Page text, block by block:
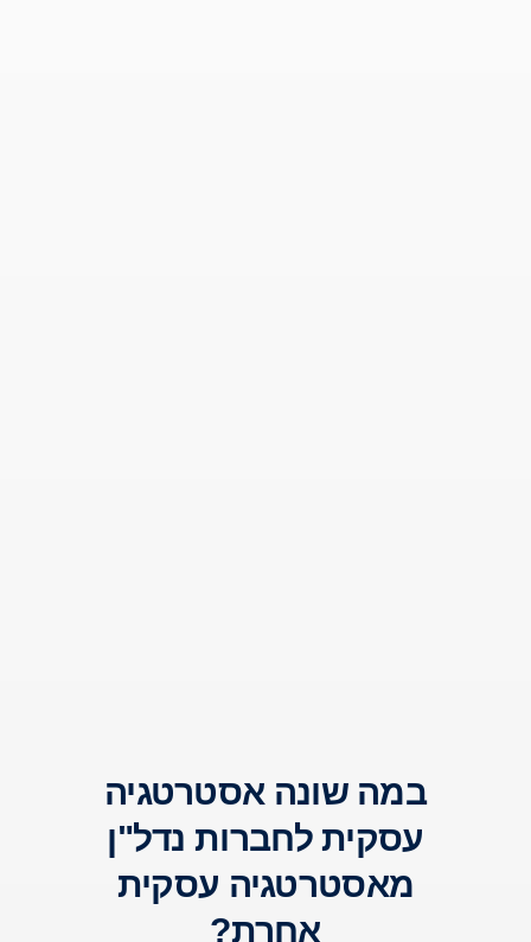
במה שונה אסטרטגיה
עסקית לחברות נדל"ן
מאסטרטגיה עסקית
אחרת?